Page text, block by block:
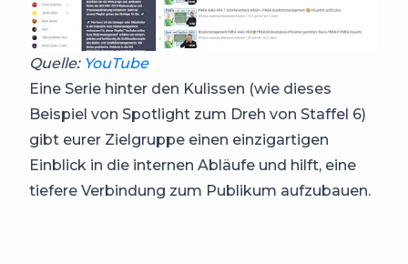
Quelle: YouTube
Eine Serie hinter den Kulissen (wie dieses
Beispiel von Spotlight zum Dreh von Staffel 6)
gibt eurer Zielgruppe einen einzigartigen
Einblick in die internen Abläufe und hilft, eine
tiefere Verbindung zum Publikum aufzubauen.